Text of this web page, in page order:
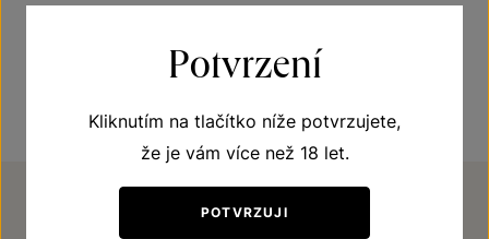
velkopavlovická podoblast
Potvrzení
Kliknutím na tlačítko níže potvrzujete,
že je vám více než 18 let.
POTVRZUJI